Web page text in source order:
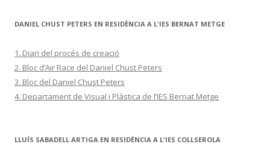
DANIEL CHUST PETERS EN RESIDÈNCIA A L'IES BERNAT METGE
1. Diari del procés de creació
2. Bloc d’Air Race del Daniel Chust Peters
3. Bloc del Daniel Chust Peters
4. Departament de Visual i Plàstica de l’IES Bernat Metge
LLUÍS SABADELL ARTIGA EN RESIDÈNCIA A L'IES COLLSEROLA